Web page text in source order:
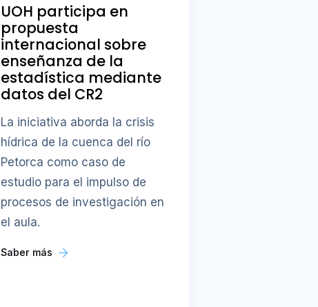
UOH participa en
propuesta
internacional sobre
enseñanza de la
estadística mediante
datos del CR2
La iniciativa aborda la crisis
hídrica de la cuenca del río
Petorca como caso de
estudio para el impulso de
procesos de investigación en
el aula.
Saber más